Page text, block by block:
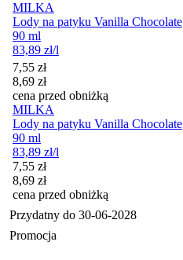
MILKA
Lody na patyku Vanilla Chocolate
90 ml
83,89 zł/l
Cena promocyjna
7,55 zł
8,69 zł
cena przed obniżką
MILKA
Lody na patyku Vanilla Chocolate
90 ml
83,89 zł/l
Cena promocyjna
7,55 zł
8,69 zł
cena przed obniżką
Przydatny do 30-06-2028
Promocja